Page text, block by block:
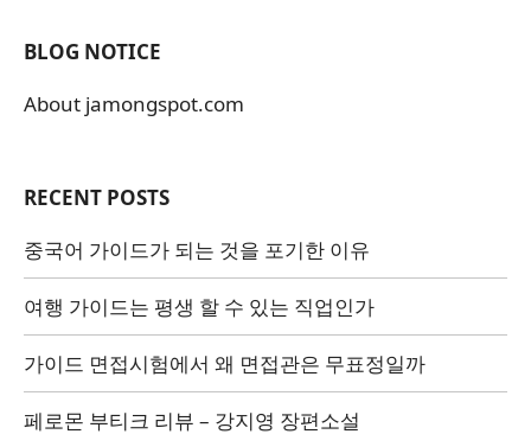
BLOG NOTICE
About jamongspot.com
RECENT POSTS
중국어 가이드가 되는 것을 포기한 이유
여행 가이드는 평생 할 수 있는 직업인가
가이드 면접시험에서 왜 면접관은 무표정일까
페로몬 부티크 리뷰 – 강지영 장편소설